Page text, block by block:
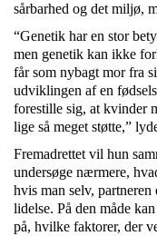
sårbarhed og det miljø,
“Genetik har en stor
men genetik kan ikke
får som nybagt mor fra
udviklingen af en
forestille sig, at kvinder
lige så meget støtte,”
Fremadrettet vil hun
undersøge nærmere,
hvis man selv,
lidelse. På den måde
på, hvilke faktorer, der